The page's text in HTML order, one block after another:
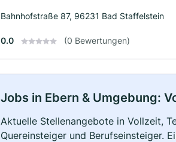
Bahnhofstraße 87, 96231 Bad Staffelstein
0.0 (0 Bewertungen)
Jobs in Ebern & Umgebung:
Aktuelle Stellenangebote in Vollzeit,
Quereinsteiger und Berufseinsteiger.